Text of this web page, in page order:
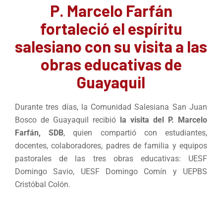
P. Marcelo Farfán
fortaleció el espíritu
salesiano con su visita a las
obras educativas de
Guayaquil
Durante tres días, la Comunidad Salesiana San Juan
Bosco de Guayaquil recibió la visita del P. Marcelo
Farfán, SDB, quien compartió con estudiantes,
docentes, colaboradores, padres de familia y equipos
pastorales de las tres obras educativas: UESF
Domingo Savio, UESF Domingo Comín y UEPBS
Cristóbal Colón.